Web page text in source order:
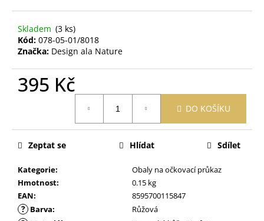
Skladem (3 ks)
Kód: 078-05-01/8018
Značka: Design ala Nature
395 Kč
DO KOŠÍKU
Kategorie:
Obaly na očkovací průkaz
Hmotnost:
0.15 kg
EAN: 8595700115847
? Barva: Růžová
Zeptat se Hlídat Sdílet
PRACÍ
PAPÍRKY
ECO
HAUS
KOUZLO
BAVLNY
KS